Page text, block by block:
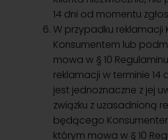
14 dni od momentu
W przypadku
Konsumentem lub
mowa w § 10
reklamacji w terminie 14
jest jednoznaczne z jej
związku z uzasadnioną
będącego
którym mowa w § 10